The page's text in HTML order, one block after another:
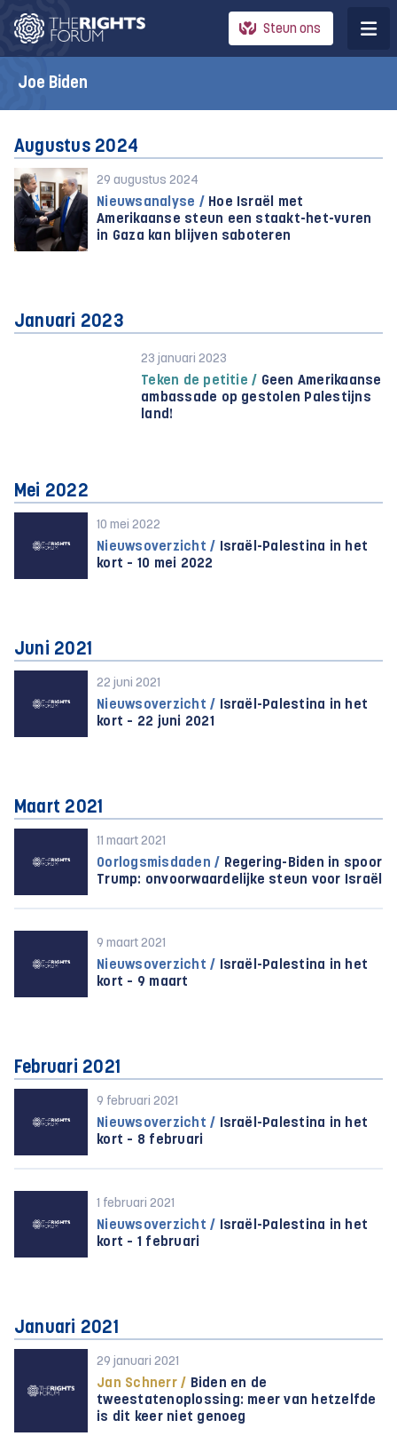
Steun ons
Joe Biden
Augustus 2024
29 augustus 2024
Nieuwsanalyse / Hoe Israël met
Amerikaanse steun een staakt-het-vuren
in Gaza kan blijven saboteren
Januari 2023
23 januari 2023
Teken de petitie / Geen Amerikaanse
ambassade op gestolen Palestijns
land!
Mei 2022
10 mei 2022
Nieuwsoverzicht / Israël-Palestina in het
kort – 10 mei 2022
Juni 2021
22 juni 2021
Nieuwsoverzicht / Israël-Palestina in het
kort – 22 juni 2021
Maart 2021
11 maart 2021
Oorlogsmisdaden / Regering-Biden in spoor
Trump: onvoorwaardelijke steun voor Israël
9 maart 2021
Nieuwsoverzicht / Israël-Palestina in het
kort – 9 maart
Februari 2021
9 februari 2021
Nieuwsoverzicht / Israël-Palestina in het
kort – 8 februari
1 februari 2021
Nieuwsoverzicht / Israël-Palestina in het
kort – 1 februari
Januari 2021
29 januari 2021
Jan Schnerr / Biden en de
tweestatenoplossing: meer van hetzelfde
is dit keer niet genoeg